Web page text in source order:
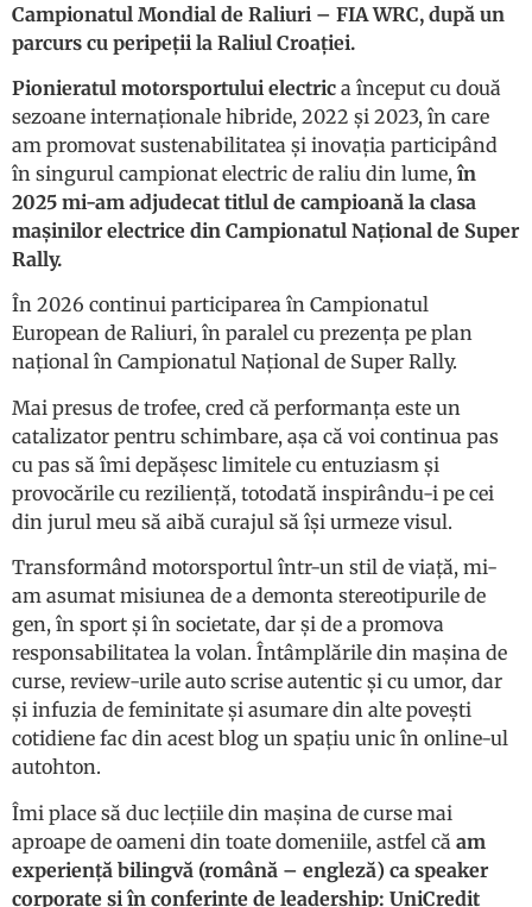
Campionatul Mondial de Raliuri – FIA WRC, după un
parcurs cu peripeții la Raliul Croației.
Pionieratul motorsportului electric a început cu două
sezoane internaționale hibride, 2022 și 2023, în care
am promovat sustenabilitatea și inovația participând
în singurul campionat electric de raliu din lume, în
2025 mi-am adjudecat titlul de campioană la clasa
mașinilor electrice din Campionatul Național de Super
Rally.
În 2026 continui participarea în Campionatul
European de Raliuri, în paralel cu prezența pe plan
național în Campionatul Național de Super Rally.
Mai presus de trofee, cred că performanța este un
catalizator pentru schimbare, așa că voi continua pas
cu pas să îmi depășesc limitele cu entuziasm și
provocările cu reziliență, totodată inspirându-i pe cei
din jurul meu să aibă curajul să își urmeze visul.
Transformând motorsportul într-un stil de viață, mi-
am asumat misiunea de a demonta stereotipurile de
gen, în sport și în societate, dar și de a promova
responsabilitatea la volan. Întâmplările din mașina de
curse, review-urile auto scrise autentic și cu umor, dar
și infuzia de feminitate și asumare din alte povești
cotidiene fac din acest blog un spațiu unic în online-ul
autohton.
Îmi place să duc lecțiile din mașina de curse mai
aproape de oameni din toate domeniile, astfel că am
experiență bilingvă (română – engleză) ca speaker
corporate și în conferințe de leadership: UniCredit